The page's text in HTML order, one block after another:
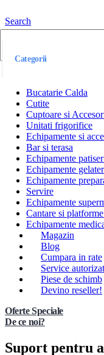
Search
Categorii
Bucatarie Calda
Cutite
Cuptoare si
Unitati frigorifice
Echipamente si
Bar si terasa
Echipamente
Echipamente
Echipamente
Servire
Echipamente
Cantare si
Echipamente
Magazin
Blog
Cumpara in rate
Service autorizat
Piese de schimb
Devino reseller!
Oferte Speciale
De ce noi?
Suport pentru